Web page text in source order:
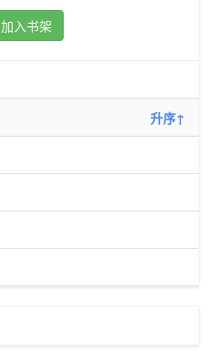
加入书架
升序↑